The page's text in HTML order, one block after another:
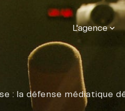
L’agence
: la défense médiatique